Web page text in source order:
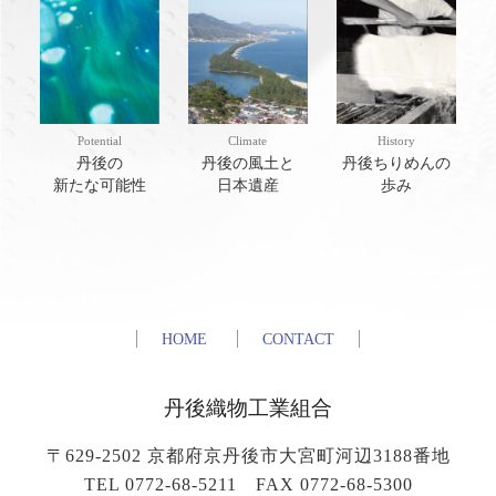
Potential
丹後の
新たな可能性
Climate
丹後の風土と
日本遺産
History
丹後ちりめんの
歩み
HOME CONTACT
丹後織物工業組合
〒629-2502 京都府京丹後市大宮町河辺3188番地
TEL 0772-68-5211 FAX 0772-68-5300